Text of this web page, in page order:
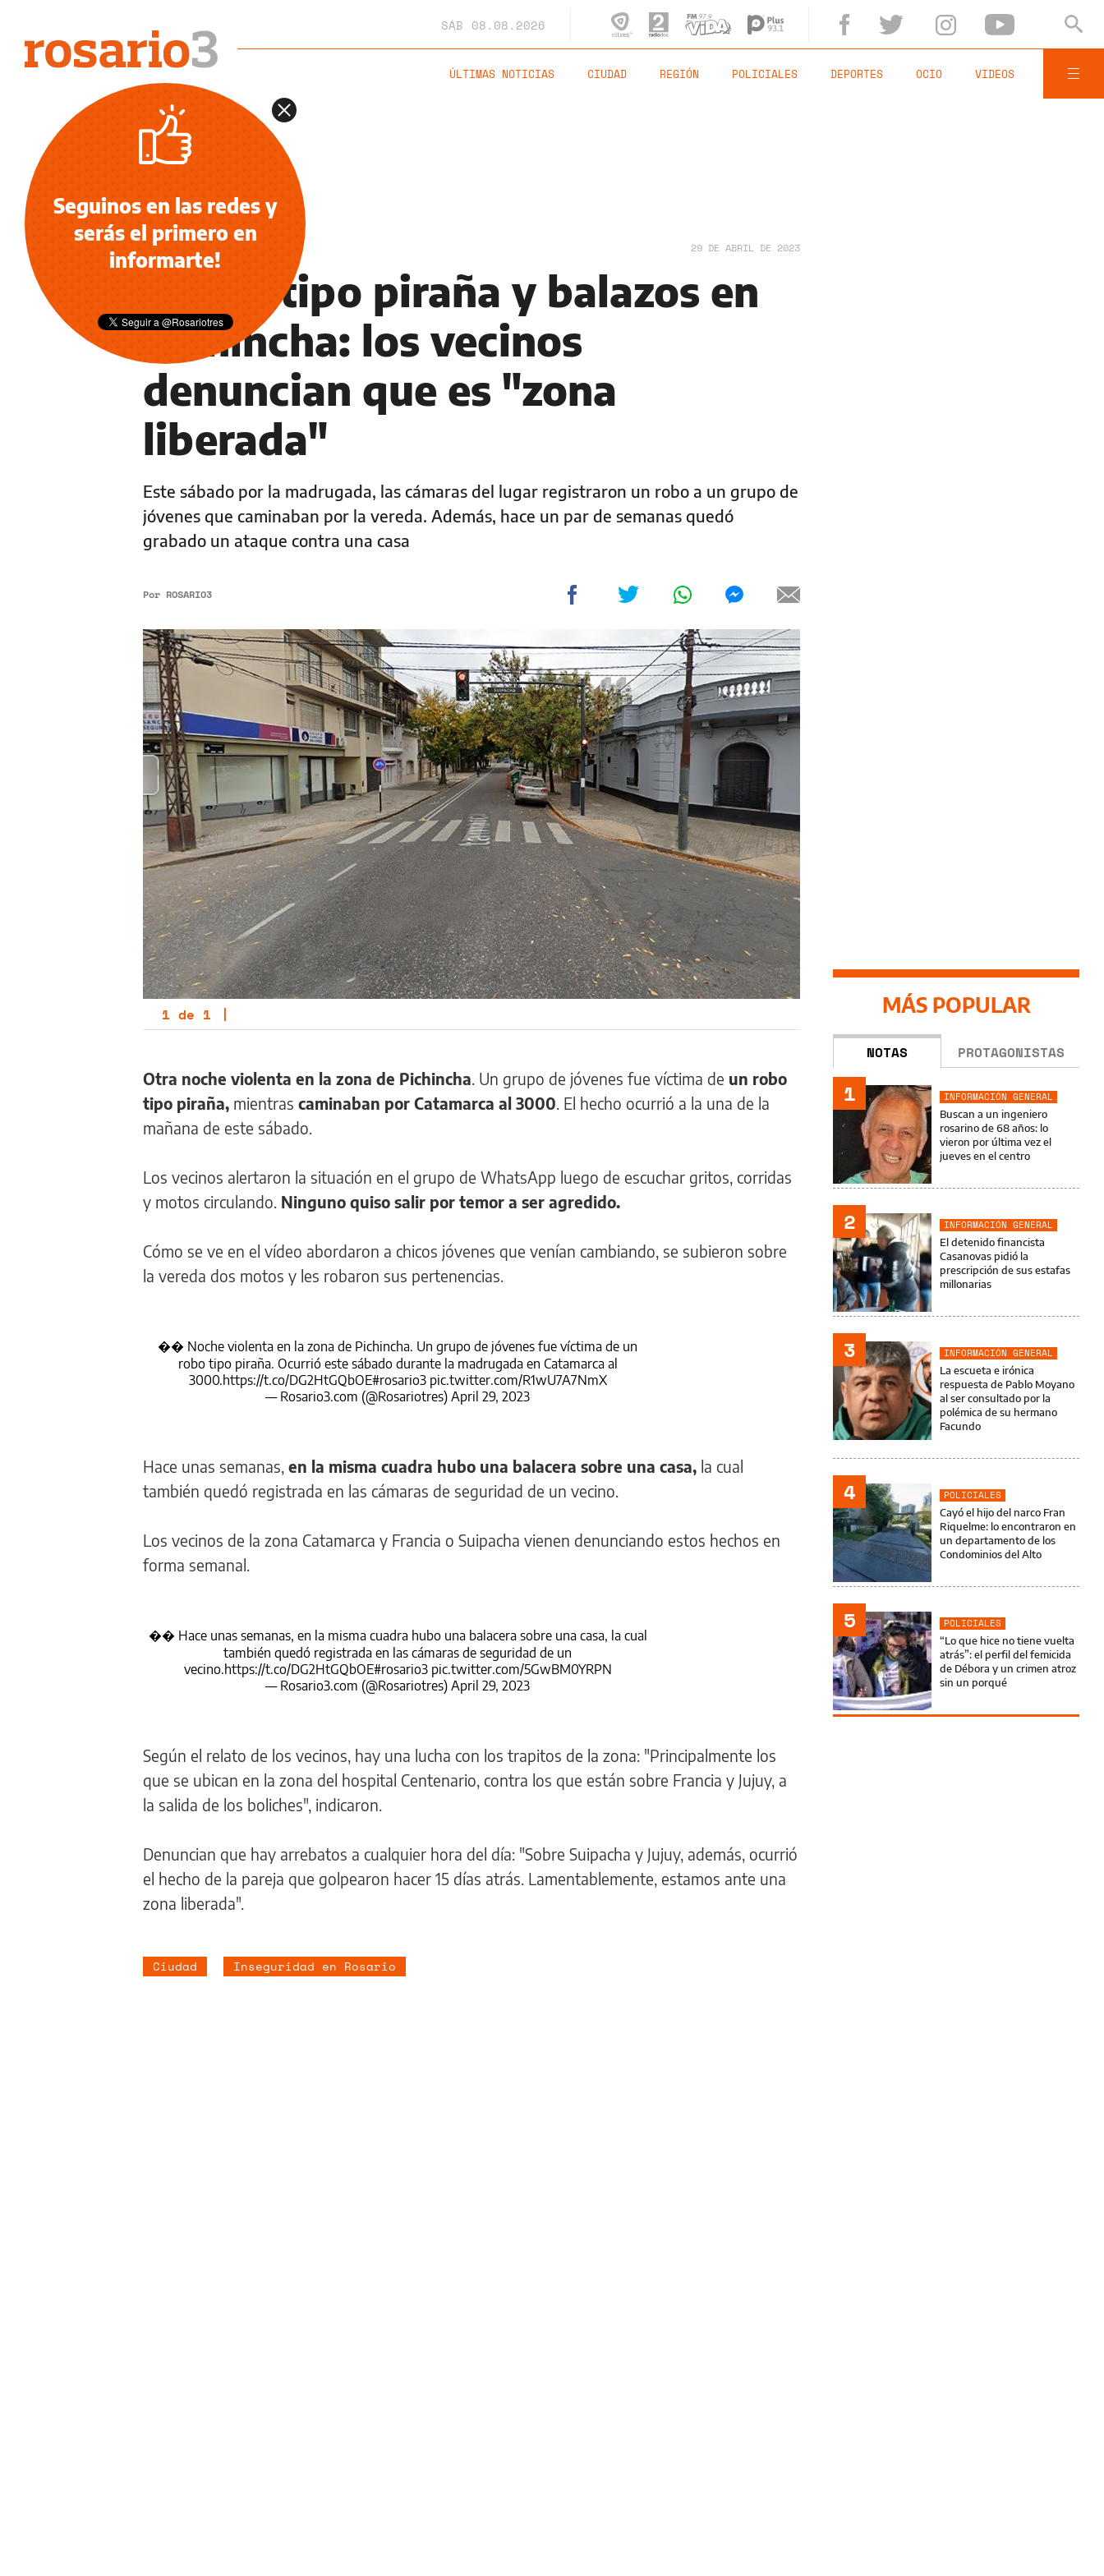
SÁB 08.08.2026
ÚLTIMAS NOTICIAS CIUDAD REGIÓN POLICIALES DEPORTES OCIO VIDEOS
POLICIALES 29 DE ABRIL DE 2023
Robos tipo piraña y balazos en
Pichincha: los vecinos
denuncian que es "zona
liberada"
Este sábado por la madrugada, las cámaras del lugar registraron un robo a un grupo de
jóvenes que caminaban por la vereda. Además, hace un par de semanas quedó
grabado un ataque contra una casa
Por ROSARIO3
1 de 1 |
Otra noche violenta en la zona de Pichincha . Un grupo de jóvenes fue víctima de un robo
tipo piraña, mientras caminaban por Catamarca al 3000 . El hecho ocurrió a la una de la
mañana de este sábado.
Los vecinos alertaron la situación en el grupo de WhatsApp luego de escuchar gritos, corridas
y motos circulando. Ninguno quiso salir por temor a ser agredido.
Cómo se ve en el vídeo abordaron a chicos jóvenes que venían cambiando, se subieron sobre
la vereda dos motos y les robaron sus pertenencias.
�� Noche violenta en la zona de Pichincha. Un grupo de jóvenes fue víctima de un
robo tipo piraña. Ocurrió este sábado durante la madrugada en Catamarca al
3000.https://t.co/DG2HtGQbOE#rosario3 pic.twitter.com/R1wU7A7NmX
— Rosario3.com (@Rosariotres) April 29, 2023
Hace unas semanas, en la misma cuadra hubo una balacera sobre una casa, la cual
también quedó registrada en las cámaras de seguridad de un vecino.
Los vecinos de la zona Catamarca y Francia o Suipacha vienen denunciando estos hechos en
forma semanal.
�� Hace unas semanas, en la misma cuadra hubo una balacera sobre una casa, la cual
también quedó registrada en las cámaras de seguridad de un
vecino.https://t.co/DG2HtGQbOE#rosario3 pic.twitter.com/5GwBM0YRPN
— Rosario3.com (@Rosariotres) April 29, 2023
Según el relato de los vecinos, hay una lucha con los trapitos de la zona: "Principalmente los
que se ubican en la zona del hospital Centenario, contra los que están sobre Francia y Jujuy, a
la salida de los boliches", indicaron.
Denuncian que hay arrebatos a cualquier hora del día: "Sobre Suipacha y Jujuy, además, ocurrió
el hecho de la pareja que golpearon hacer 15 días atrás. Lamentablemente, estamos ante una
zona liberada".
Ciudad Inseguridad en Rosario
MÁS POPULAR
NOTAS PROTAGONISTAS
1
INFORMACIÓN GENERAL
Buscan a un ingeniero
rosarino de 68 años: lo
vieron por última vez el
jueves en el centro
2
INFORMACIÓN GENERAL
El detenido financista
Casanovas pidió la
prescripción de sus estafas
millonarias
3
INFORMACIÓN GENERAL
La escueta e irónica
respuesta de Pablo Moyano
al ser consultado por la
polémica de su hermano
Facundo
4
POLICIALES
Cayó el hijo del narco Fran
Riquelme: lo encontraron en
un departamento de los
Condominios del Alto
5
POLICIALES
“Lo que hice no tiene vuelta
atrás”: el perfil del femicida
de Débora y un crimen atroz
sin un porqué
Seguinos en las redes y
serás el primero en
informarte!